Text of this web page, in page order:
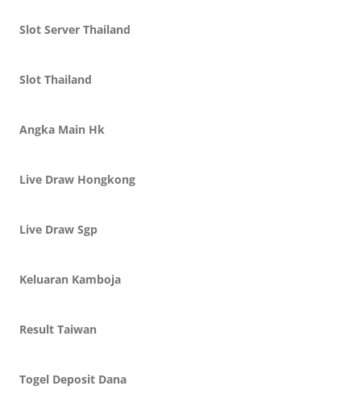
Slot Server Thailand
Slot Thailand
Angka Main Hk
Live Draw Hongkong
Live Draw Sgp
Keluaran Kamboja
Result Taiwan
Togel Deposit Dana